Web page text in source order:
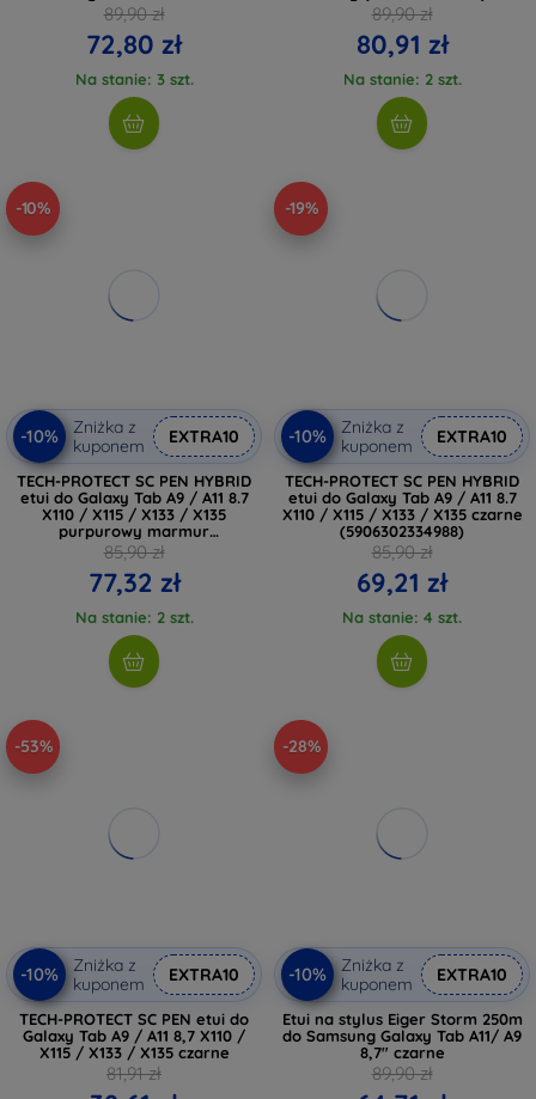
(5906302335282)
89,90 zł
72,80 zł
Na stanie: 3 szt.
89,90 zł
80,91 zł
Na stanie: 2 szt.
-10%
-10%
Zniżka z
kuponem
EXTRA10
TECH-PROTECT SC PEN HYBRID
etui do Galaxy Tab A9 / A11 8.7
X110 / X115 / X133 / X135
purpurowy marmur
(5906302334995)
85,90 zł
77,32 zł
Na stanie: 2 szt.
-19%
-10%
Zniżka z
kuponem
EXTRA10
TECH-PROTECT SC PEN HYBRID
etui do Galaxy Tab A9 / A11 8.7
X110 / X115 / X133 / X135 czarne
(5906302334988)
85,90 zł
69,21 zł
Na stanie: 4 szt.
-53%
-10%
Zniżka z
kuponem
EXTRA10
TECH-PROTECT SC PEN etui do
Galaxy Tab A9 / A11 8,7 X110 /
X115 / X133 / X135 czarne
81,91 zł
-28%
-10%
Zniżka z
kuponem
EXTRA10
Etui na stylus Eiger Storm 250m
do Samsung Galaxy Tab A11/ A9
8,7" czarne
89,90 zł